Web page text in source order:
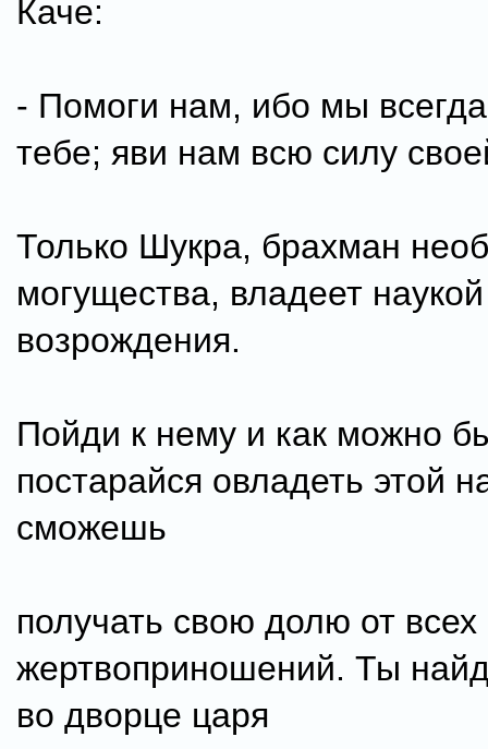
Каче:
- Помоги нам, ибо мы
тебе; яви нам всю силу
Только Шукра, брахман
могущества, владеет наукой
возрождения.
Пойди к нему и как можно
постарайся овладеть этой
сможешь
получать свою долю от всех
жертвоприношений. Ты
во дворце царя